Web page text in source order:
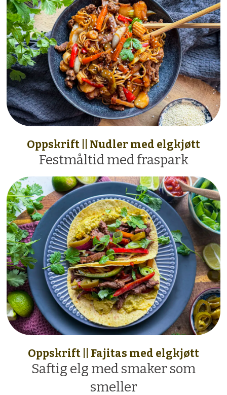
Oppskrift || Nudler med elgkjøtt
Festmåltid med fraspark
Oppskrift || Fajitas med elgkjøtt
Saftig elg med smaker som
smeller